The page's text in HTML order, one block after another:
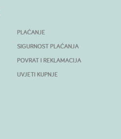
PLAĆANJE
SIGURNOST PLAĆANJA
POVRAT I REKLAMACIJA
UVJETI KUPNJE